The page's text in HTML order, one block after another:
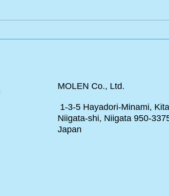
MOLEN Co., Ltd.
1-3-5 Hayadori-Minami,
Niigata-shi, Niigata 950-
Japan